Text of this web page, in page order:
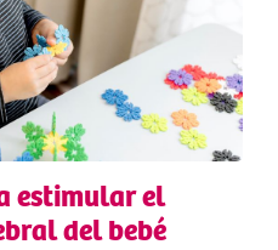
estimular el
del bebé